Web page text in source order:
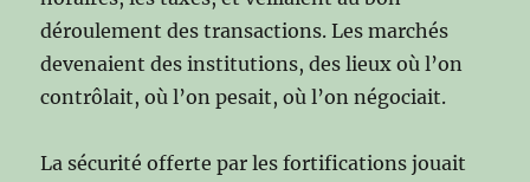
déroulement des transactions. Les marchés
devenaient des institutions, des lieux où l’on
contrôlait, où l’on pesait, où l’on négociait.
La sécurité offerte par les fortifications jouait